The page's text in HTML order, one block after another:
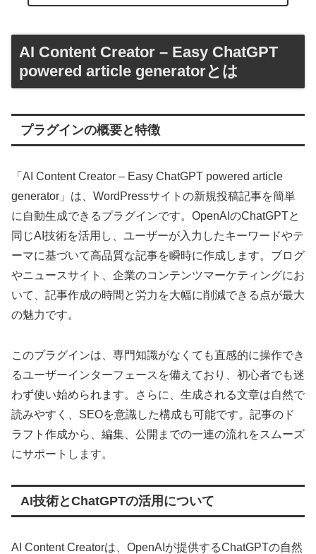
AI Content Creator – Easy ChatGPT
powered article generatorとは
プラグインの概要と特徴
「AI Content Creator – Easy ChatGPT powered article
generator」は、WordPressサイトの新規投稿記事を簡単
に自動生成できるプラグインです。OpenAIのChatGPTと
同じAI技術を活用し、ユーザーが入力したキーワードやテ
ーマに基づいて高品質な記事を瞬時に作成します。ブログ
やニュースサイト、企業のコンテンツマーケティングにお
いて、記事作成の時間と労力を大幅に削減できる点が最大
の魅力です。
このプラグインは、専門知識がなくても直感的に操作でき
るユーザーインターフェースを備えており、初心者でも迷
わず使い始められます。さらに、生成される文章は自然で
読みやすく、SEOを意識した構成も可能です。記事のド
ラフト作成から、編集、公開までの一連の流れをスムーズ
にサポートします。
AI技術とChatGPTの活用について
AI Content Creatorは、OpenAIが提供するChatGPTの自然